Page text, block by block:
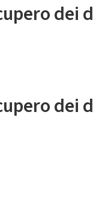
dei
dei